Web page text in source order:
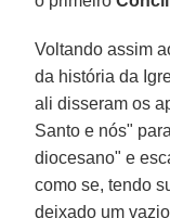
Voltando assim
da história da
ali disseram os
Santo e nós"
diocesano" e
como se, tendo
deixado um